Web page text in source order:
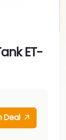
ET-
Deal